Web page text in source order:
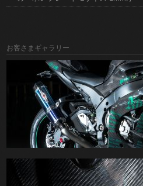
お客さまギャラリー